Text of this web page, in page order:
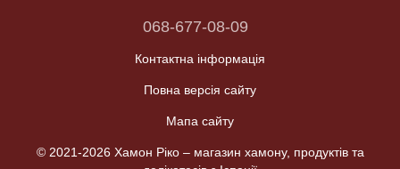
068-677-08-09
Контактна інформація
Повна версія сайту
Мапа сайту
© 2021-2026 Хамон Ріко – магазин хамону, продуктів та